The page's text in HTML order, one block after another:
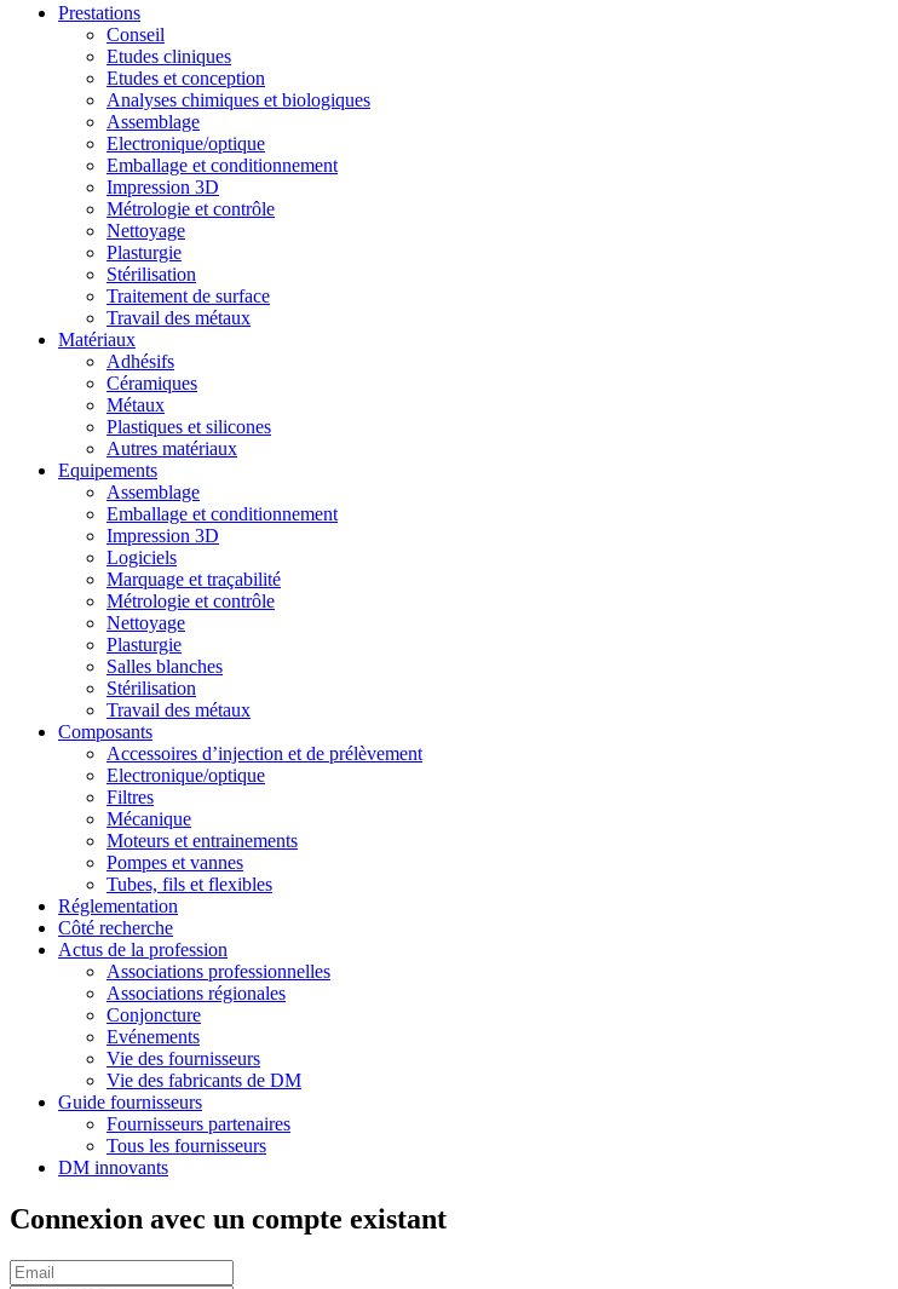
Prestations
Conseil
Etudes cliniques
Etudes et conception
Analyses chimiques et biologiques
Assemblage
Electronique/optique
Emballage et conditionnement
Impression 3D
Métrologie et contrôle
Nettoyage
Plasturgie
Stérilisation
Traitement de surface
Travail des métaux
Matériaux
Adhésifs
Céramiques
Métaux
Plastiques et silicones
Autres matériaux
Equipements
Assemblage
Emballage et conditionnement
Impression 3D
Logiciels
Marquage et traçabilité
Métrologie et contrôle
Nettoyage
Plasturgie
Salles blanches
Stérilisation
Travail des métaux
Composants
Accessoires d’injection et de prélèvement
Electronique/optique
Filtres
Mécanique
Moteurs et entrainements
Pompes et vannes
Tubes, fils et flexibles
Réglementation
Côté recherche
Actus de la profession
Associations professionnelles
Associations régionales
Conjoncture
Evénements
Vie des fournisseurs
Vie des fabricants de DM
Guide fournisseurs
Fournisseurs partenaires
Tous les fournisseurs
DM innovants
Connexion avec un compte existant